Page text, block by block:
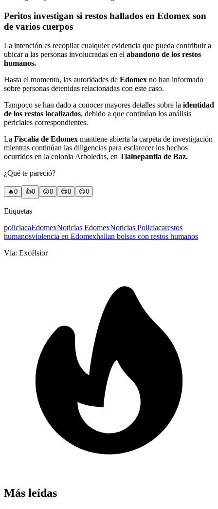
Peritos investigan si restos hallados en Edomex son
de varios cuerpos
La intención es recopilar cualquier evidencia que pueda contribuir a
ubicar a las personas involucradas en el abandono de los restos
humanos.
Hasta el momento, las autoridades de Edomex no han informado
sobre personas detenidas relacionadas con este caso.
Tampoco se han dado a conocer mayores detalles sobre la identidad
de los restos localizados, debido a que continúan los análisis
periciales correspondientes.
La Fiscalía de Edomex mantiene abierta la carpeta de investigación
mientras continúan las diligencias para esclarecer los hechos
ocurridos en la colonia Arboledas, en Tlalnepantla de Baz.
¿Qué te pareció?
🔥0 👍0 😲0 😢0 😠0
Etiquetas
policiacaEdomexNoticias EdomexNoticias Policiacarestos
humanosviolencia en Edomexhallan bolsas con restos humanos
Vía: Excélsior
Más leídas